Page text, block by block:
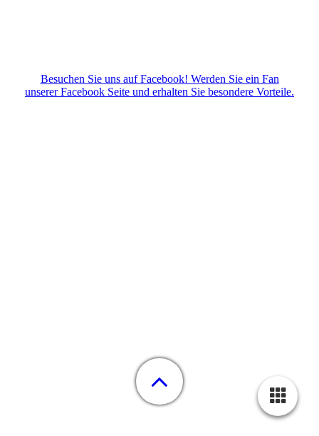
Besuchen Sie uns auf Facebook! Werden Sie ein Fan
unserer Facebook Seite und erhalten Sie besondere Vorteile.